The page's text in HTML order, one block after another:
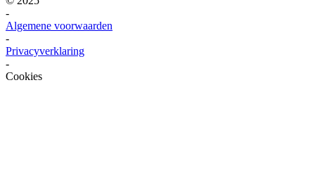
-
Algemene voorwaarden
-
Privacyverklaring
-
Cookies